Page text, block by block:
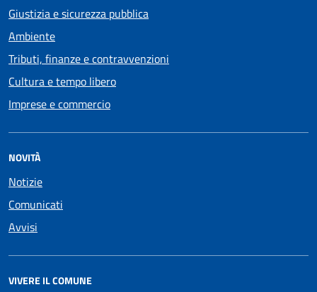
Giustizia e sicurezza pubblica
Ambiente
Tributi, finanze e contravvenzioni
Cultura e tempo libero
Imprese e commercio
NOVITÀ
Notizie
Comunicati
Avvisi
VIVERE IL COMUNE